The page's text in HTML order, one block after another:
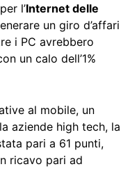
l’Internet delle
un giro d’affari
i PC avrebbero
un calo dell’1%
al mobile, un
aziende high tech, la
pari a 61 punti,
ricavo pari ad